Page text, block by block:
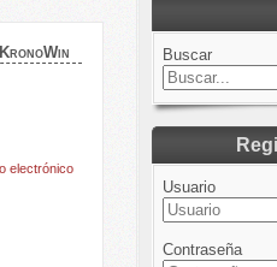
electrónico
Buscar
Usuario
Contraseña